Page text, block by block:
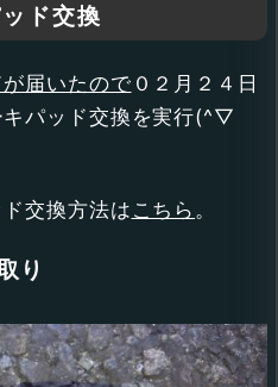
ド交換
届いたので ０２月２４日
パッド交換を実行(^▽
交換方法は こちら 。
り